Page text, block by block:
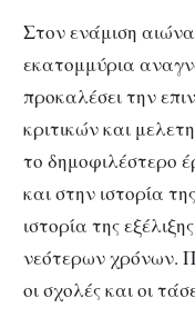
Στον ενάμιση αιώνα
εκατομμύρια
προκαλέσει την
κριτικών και
το δημοφιλέστερο
και στην ιστορία
ιστορία της
νεότερων χρόνων.
οι σχολές και οι